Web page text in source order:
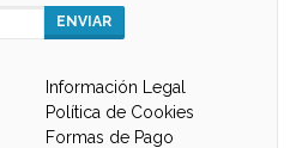
ENVIAR
Información Legal
Política de Cookies
Formas de Pago